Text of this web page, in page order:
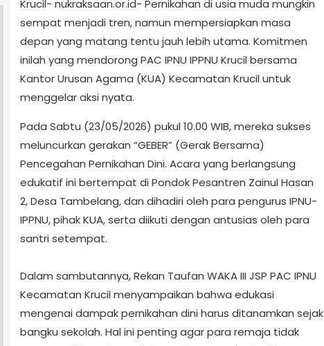
Krucil- nukraksaan.or.id- Pernikahan di usia muda mungkin
sempat menjadi tren, namun mempersiapkan masa
depan yang matang tentu jauh lebih utama. Komitmen
inilah yang mendorong PAC IPNU IPPNU Krucil bersama
Kantor Urusan Agama (KUA) Kecamatan Krucil untuk
menggelar aksi nyata.
‎Pada Sabtu (23/05/2026) pukul 10.00 WIB, mereka sukses
meluncurkan gerakan “GEBER” (Gerak Bersama)
Pencegahan Pernikahan Dini. Acara yang berlangsung
edukatif ini bertempat di Pondok Pesantren Zainul Hasan
2, Desa Tambelang, dan dihadiri oleh para pengurus IPNU-
IPPNU, pihak KUA, serta diikuti dengan antusias oleh para
santri setempat.
‎Dalam sambutannya, Rekan Taufan WAKA III JSP PAC IPNU
Kecamatan Krucil menyampaikan bahwa edukasi
mengenai dampak pernikahan dini harus ditanamkan sejak
bangku sekolah. Hal ini penting agar para remaja tidak